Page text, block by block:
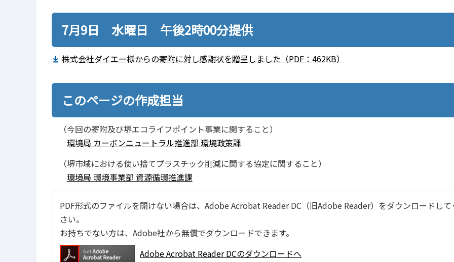
7月9日 水曜日 午後2時00分提供
株式会社ダイエー様からの寄附に対し感謝状を贈呈しました（PDF：462KB）
このページの作成担当
（今回の寄附及び堺エコライフポイント事業に関すること）
環境局 カーボンニュートラル推進部 環境政策課
（堺市域における使い捨てプラスチック削減に関する協定に関すること）
環境局 環境事業部 資源循環推進課
PDF形式のファイルを開けない場合は、Adobe Acrobat Reader DC（旧Adobe Reader）をダウンロードして
さい。
お持ちでない方は、Adobe社から無償でダウンロードできます。
Adobe Acrobat Reader DCのダウンロードへ